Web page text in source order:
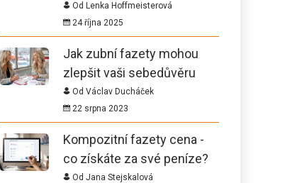
Od Lenka Hoffmeisterová
24 října 2025
Jak zubní fazety mohou
zlepšit vaši sebedůvěru
Od Václav Ducháček
22 srpna 2023
Kompozitní fazety cena -
co získáte za své peníze?
Od Jana Stejskalová